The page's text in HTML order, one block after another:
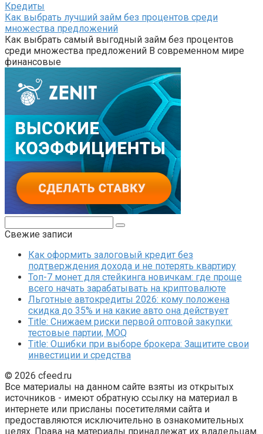
Кредиты
Как выбрать лучший займ без процентов среди
множества предложений
Как выбрать самый выгодный займ без процентов
среди множества предложений В современном мире
финансовые
Свежие записи
Как оформить залоговый кредит без
подтверждения дохода и не потерять квартиру
Топ-7 монет для стейкинга новичкам: где проще
всего начать зарабатывать на криптовалюте
Льготные автокредиты 2026: кому положена
скидка до 35% и на какие авто она действует
Title: Снижаем риски первой оптовой закупки:
тестовые партии, MOQ
Title: Ошибки при выборе брокера: Защитите свои
инвестиции и средства
© 2026 cfeed.ru
Все материалы на данном сайте взяты из открытых
источников - имеют обратную ссылку на материал в
интернете или присланы посетителями сайта и
предоставляются исключительно в ознакомительных
целях. Права на материалы принадлежат их владельцам.